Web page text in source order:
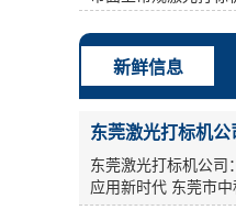
YAG激光打标机、光
计算机控制系统是整
制和指挥的中心，同
的载体。 b: **时间为1.5us. c: 填充方
式方法：弓形填充 间
0.05mm之间。 d: 扫描速度:依情况
(Condition)而设，如
果总是有毛边现象，
点。建议：200-1500之间。
用单线填充，但是设
新鲜信息
东莞激光打标机公
东莞激光打标机公司
应用新时代 东莞市
有限公司，作为一家